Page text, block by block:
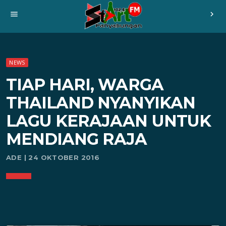
menu chevron_right
NEWS
TIAP HARI, WARGA
THAILAND NYANYIKAN
LAGU KERAJAAN UNTUK
MENDIANG RAJA
ADE | 24 OKTOBER 2016